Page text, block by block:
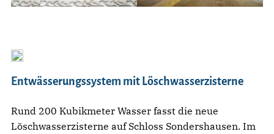
Entwässerungssystem mit Löschwasserzisterne
Rund 200 Kubikmeter Wasser fasst die neue
Löschwasserzisterne auf Schloss Sondershausen. Im